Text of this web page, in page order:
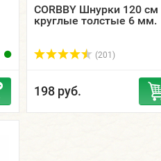
CORBBY Шнурки 120 см
круглые толстые 6 мм.
(201)
198 руб.